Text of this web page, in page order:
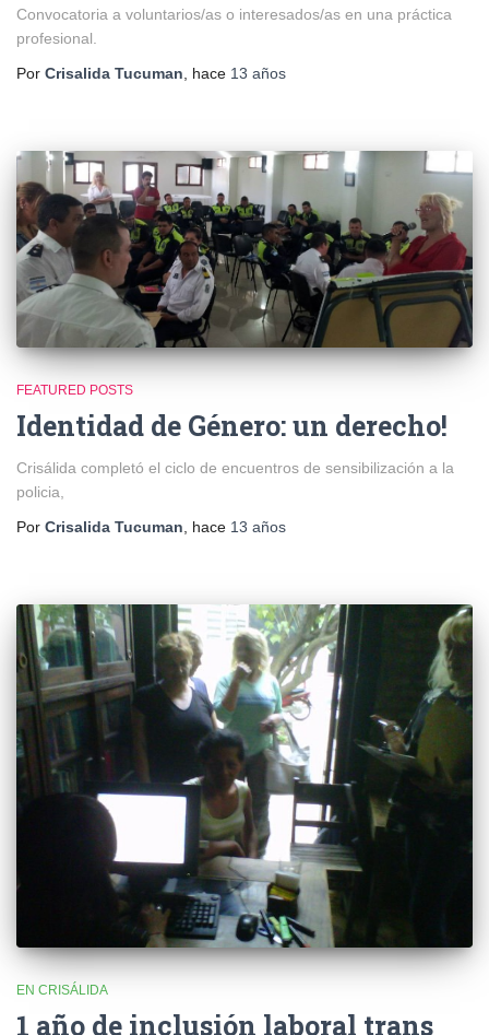
Convocatoria a voluntarios/as o interesados/as en una práctica
profesional.
Por Crisalida Tucuman , hace 13 años
FEATURED POSTS
Identidad de Género: un derecho!
Crisálida completó el ciclo de encuentros de sensibilización a la
policia,
Por Crisalida Tucuman, hace 13 años
EN CRISÁLIDA
1 año de inclusión laboral trans